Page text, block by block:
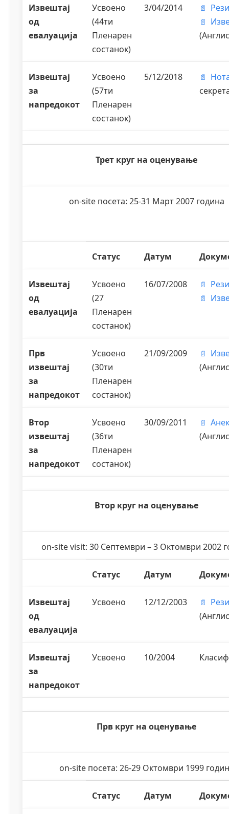
Извештај
од
евалуација
Усвоено
(44ти
Пленарен
состанок)
3/04/2014
Извештај
за
напредокот
Усвоено
(57ти
Пленарен
состанок)
5/12/2018
Трет круг на оценување
on-site посета: 25-31 Март 2007 година
Статус Датум
Извештај
од
евалуација
Усвоено
(27
Пленарен
состанок)
16/07/2008
Прв
извештај
за
напредокот
Усвоено
(30ти
Пленарен
состанок)
21/09/2009
Втор
извештај
за
напредокот
Усвоено
(36ти
Пленарен
состанок)
30/09/2011
Втор круг на оценување
on-site visit: 30 Септември – 3 Октомври 2002
Статус Датум
Извештај
од
евалуација
Усвоено 12/12/2003
Извештај
за
напредокот
Усвоено 10/2004
Прв круг на оценување
on-site посета: 26-29 Октомври 1999
Статус Датум